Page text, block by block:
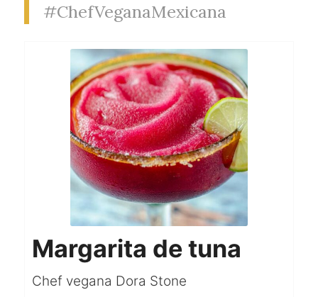
#ChefVeganaMexicana
Margarita de tuna
Chef vegana Dora Stone